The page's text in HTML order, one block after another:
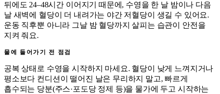
뒤에도 24–48시간 이어지기 때문에, 수영을 한 날 밤이나 다음
날 새벽에 혈당이 더 내려가는 야간 저혈당이 생길 수 있어요.
운동 직후뿐 아니라 그날 밤 혈당까지 살피는 습관이 안전을
지켜 줘요.
물에 들어가기 전 점검
공복 상태로 수영을 시작하지 마세요. 혈당이 낮게 느껴지거나
평소보다 컨디션이 떨어진 날은 무리하지 말고, 빠르게
흡수되는 당분(주스·포도당 정제 등)을 물가에 두고 시작하는